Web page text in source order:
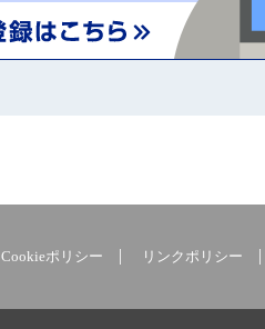
Cookieポリシー リンクポリシー